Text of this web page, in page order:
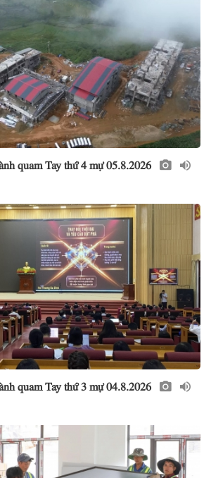
quam Tay thứ 4 mự 05.8.2026
quam Tay thứ 3 mự 04.8.2026